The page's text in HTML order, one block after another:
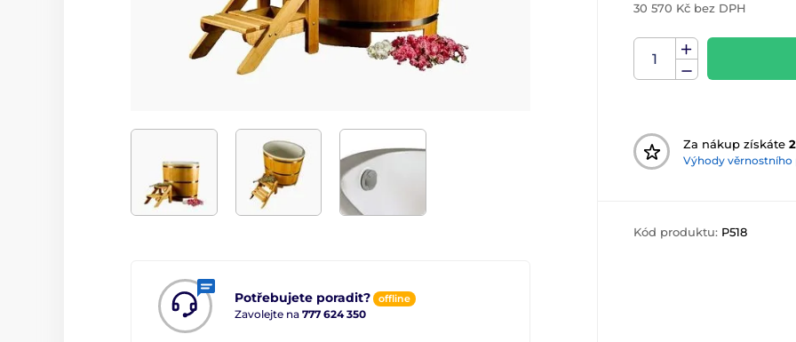
Potřebujete poradit? offline
Zavolejte na 777 624 350
30 570 Kč bez DPH
Za nákup získáte
Výhody věrnostního
Kód produktu: P518